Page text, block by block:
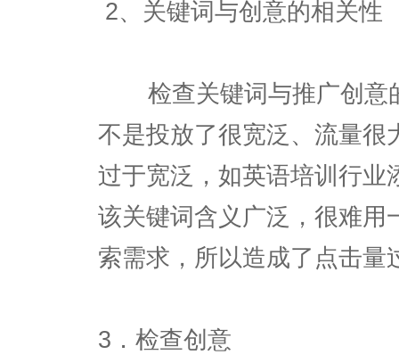
2、关键词与创意的相关性
检查关键词与推广创意
不是投放了很宽泛、流量很
过于宽泛，如英语培训行业
该关键词含义广泛，很难用
索需求，所以造成了点击量
3．检查创意